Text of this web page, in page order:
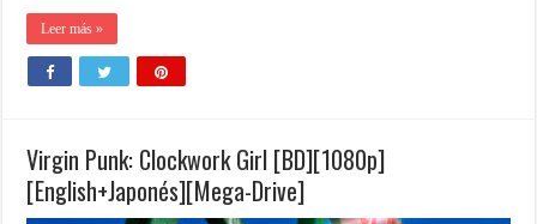
Leer más »
Virgin Punk: Clockwork Girl [BD][1080p]
[English+Japonés][Mega-Drive]